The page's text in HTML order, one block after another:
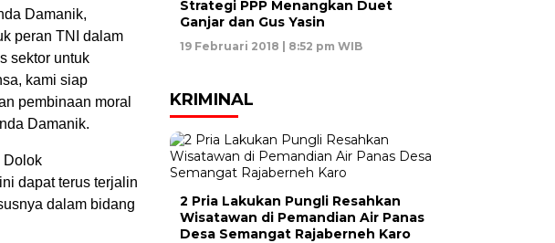
Damanik,
peran TNI dalam
sektor untuk
kami siap
pembinaan moral
Damanik.
Dolok
dapat terus terjalin
dalam bidang
Strategi PPP Menangkan Duet
Ganjar dan Gus Yasin
19 Februari 2018 | 8:52 pm WIB
KRIMINAL
2 Pria Lakukan Pungli Resahkan
Wisatawan di Pemandian Air Panas
Desa Semangat Rajaberneh Karo